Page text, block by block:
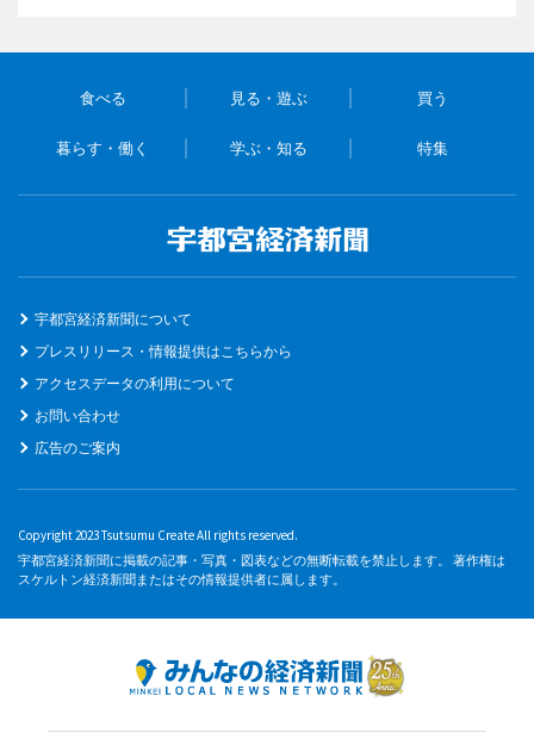
食べる 見る・遊ぶ 買う
暮らす・働く 学ぶ・知る 特集
宇都宮経済新聞について
プレスリリース・情報提供はこちらから
アクセスデータの利用について
お問い合わせ
広告のご案内
Copyright 2023 Tsutsumu Create All rights reserved.
宇都宮経済新聞に掲載の記事・写真・図表などの無断転載を禁止します。 著作権は
スケルトン経済新聞またはその情報提供者に属します。